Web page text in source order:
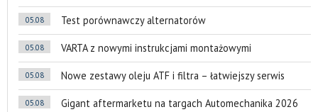
05.08 Test porównawczy alternatorów
05.08 VARTA z nowymi instrukcjami montażowymi
05.08 Nowe zestawy oleju ATF i filtra – łatwiejszy serwis
05.08 Gigant aftermarketu na targach Automechanika 2026